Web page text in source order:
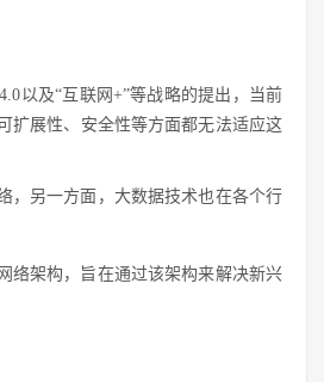
以及“互联网+”等战略的提出，当前
扩展性、安全性等方面都无法适应这
，另一方面，大数据技术也在各个行
络架构，旨在通过该架构来解决新兴